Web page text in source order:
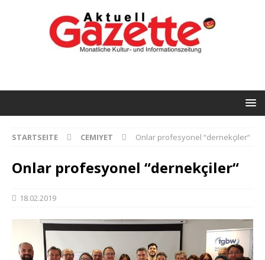
STARTSEITE CEMIYET Onlar profesyonel “dernekçiler“
Onlar profesyonel “dernekçiler“
18.02.2019